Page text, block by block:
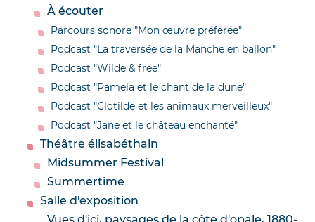
À écouter
Parcours sonore "Mon œuvre préférée"
Podcast "La traversée de la Manche en ballon"
Podcast "Wilde & free"
Podcast "Pamela et le chant de la dune"
Podcast "Clotilde et les animaux merveilleux"
Podcast "Jane et le château enchanté"
Théâtre élisabéthain
Midsummer Festival
Summertime
Salle d'exposition